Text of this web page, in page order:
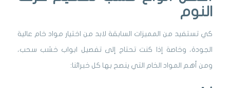
النوم
كي تستفيد من المميزات السابقة لابد من اختيار مواد خام عالية
الجودة، وخاصة إذا كنت تحتاج إلى تفصيل ابواب خشب سحب،
ومن أهم المواد الخام التي ينصح بها كل خبرائنا: